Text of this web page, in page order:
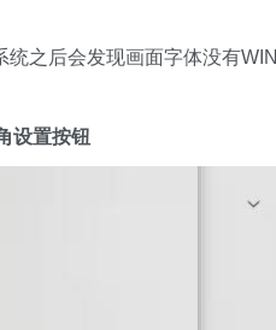
统之后会发现画面字体没有
设置按钮